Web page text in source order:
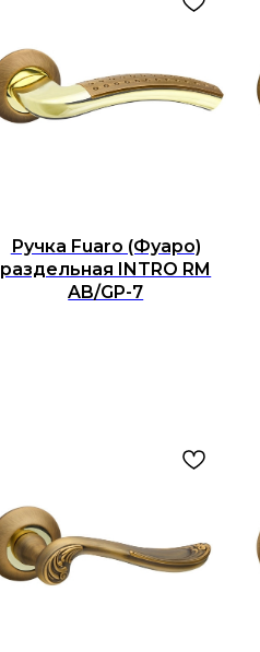
Ручка Fuaro (Фуаро)
раздельная INTRO RM
AB/GP-7